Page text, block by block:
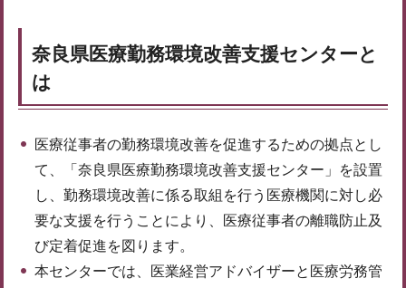
奈良県医療勤務環境改善支援センターと
は
医療従事者の勤務環境改善を促進するための拠点とし
て、「奈良県医療勤務環境改善支援センター」を設置
し、勤務環境改善に係る取組を行う医療機関に対し必
要な支援を行うことにより、医療従事者の離職防止及
び定着促進を図ります。
本センターでは、医業経営アドバイザーと医療労務管